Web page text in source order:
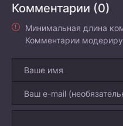
Комментарии (0)
Минимальная длина
Комментарии